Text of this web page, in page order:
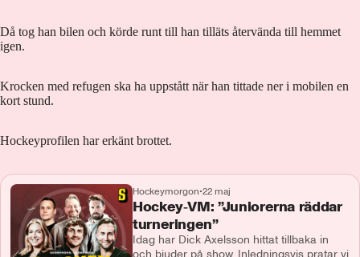
Då tog han bilen och körde runt till han tilläts återvända till hemmet
igen.
Krocken med refugen ska ha uppstått när han tittade ner i mobilen en
kort stund.
Hockeyprofilen har erkänt brottet.
Hockeymorgon•22 maj
Hockey‑VM: ”Juniorerna räddar
turneringen”
Idag har Dick Axelsson hittat tillbaka in